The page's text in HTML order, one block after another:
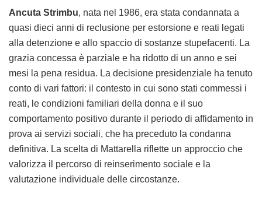
Ancuta Strimbu, nata nel 1986, era stata condannata a
quasi dieci anni di reclusione per estorsione e reati legati
alla detenzione e allo spaccio di sostanze stupefacenti. La
grazia concessa è parziale e ha ridotto di un anno e sei
mesi la pena residua. La decisione presidenziale ha tenuto
conto di vari fattori: il contesto in cui sono stati commessi i
reati, le condizioni familiari della donna e il suo
comportamento positivo durante il periodo di affidamento in
prova ai servizi sociali, che ha preceduto la condanna
definitiva. La scelta di Mattarella riflette un approccio che
valorizza il percorso di reinserimento sociale e la
valutazione individuale delle circostanze.